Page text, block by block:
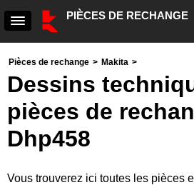
PIÈCES DE RECHANGE
Pièces de rechange > Makita >
Dessins
pièces de
Dhp458
Vous trouverez ici toutes les pièces